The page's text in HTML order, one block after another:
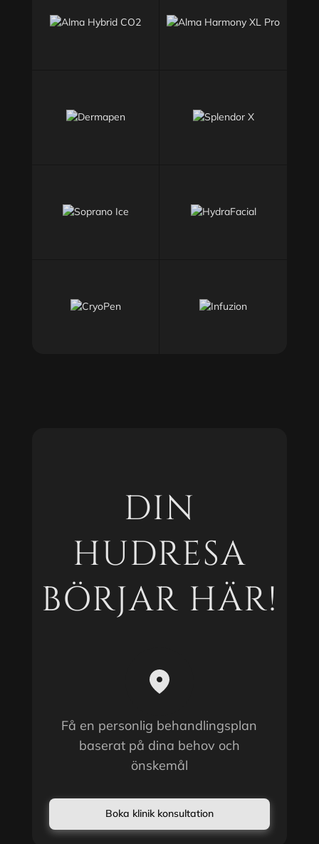
DIN
HUDRESA
BÖRJAR HÄR!
Få en personlig behandlingsplan
baserat på dina behov och
önskemål
Boka klinik konsultation